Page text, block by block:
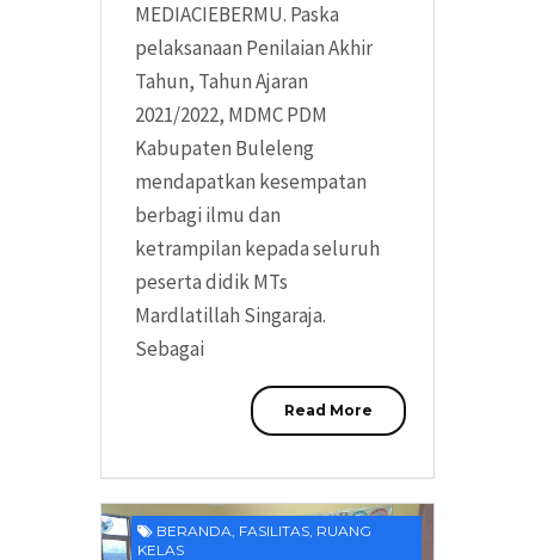
MEDIACIEBERMU. Paska
pelaksanaan Penilaian Akhir
Tahun, Tahun Ajaran
2021/2022, MDMC PDM
Kabupaten Buleleng
mendapatkan kesempatan
berbagi ilmu dan
ketrampilan kepada seluruh
peserta didik MTs
Mardlatillah Singaraja.
Sebagai
Read More
BERANDA, FASILITAS, RUANG
KELAS